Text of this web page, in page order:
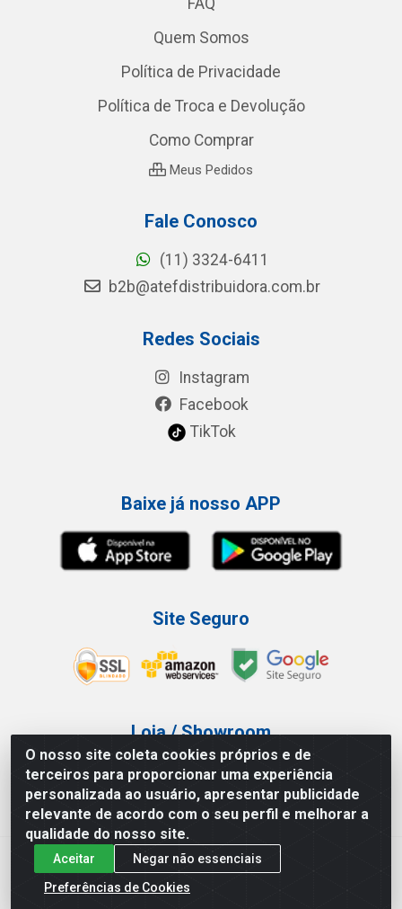
O nosso site coleta cookies próprios e de
terceiros para proporcionar uma experiência
personalizada ao usuário, apresentar publicidade
relevante de acordo com o seu perfil e melhorar a
qualidade do nosso site.
Aceitar
Negar não essenciais
Preferências de Cookies
Quem Somos
Política de Privacidade
Política de Troca e Devolução
Como Comprar
Meus Pedidos
Fale Conosco
(11) 3324-6411
b2b@atefdistribuidora.com.br
Redes Sociais
Instagram
Facebook
TikTok
Baixe já nosso APP
Site Seguro
Loja / Showroom
Tel.: (11) 3227-0546
Av Vautier, 587/597 - Pari - São Paulo/SP
Atef Distribuidora LTDA - Av. Vautier, 585/597 - Pari - São
Paulo/SP - CEP 03.032-000 - CNPJ 27.717.135/0001-29